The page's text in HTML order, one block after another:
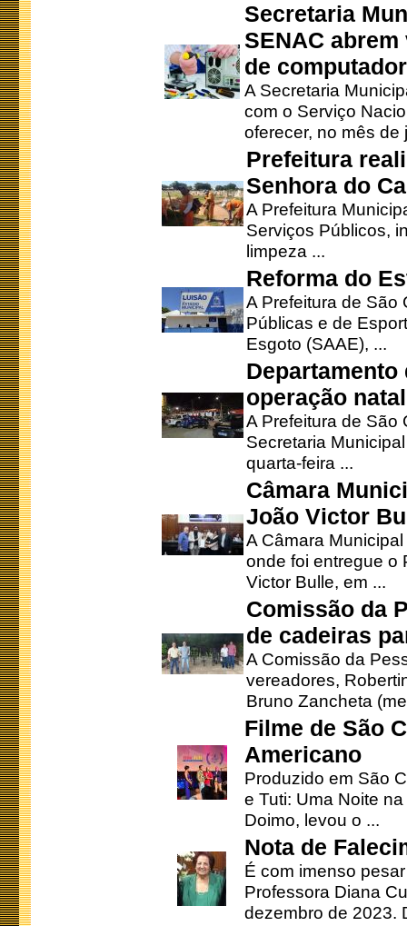
Secretaria
SENAC
de
A Secretaria
com o Serviço
oferecer, no mês de
Prefeitura
Senhora do
A Prefeitura
Serviços Públicos,
limpeza ...
Reforma do
A Prefeitura de São
Públicas e de
Esgoto (SAAE), ...
operação
A Prefeitura de São
Secretaria
quarta-feira ...
Câmara
João Victor
A Câmara
onde foi entregue o
Victor Bulle, em ...
Comissão da
de cadeiras
A Comissão da
vereadores,
Bruno Zancheta
Filme de São
Americano
Produzido em São
e Tuti: Uma Noite
Doimo, levou o ...
Nota de
É com imenso
Professora Diana
dezembro de 2023.